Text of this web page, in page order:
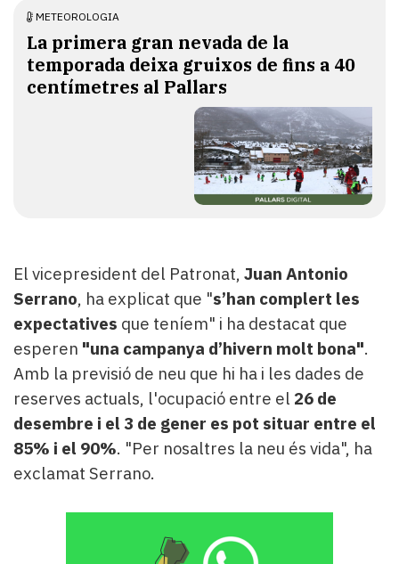
METEOROLOGIA
La primera gran nevada de la
temporada deixa gruixos de fins a 40
centímetres al Pallars
El vicepresident del Patronat, Juan Antonio
Serrano, ha explicat que "s’han complert les
expectatives que teníem" i ha destacat que
esperen "una campanya d’hivern molt bona".
Amb la previsió de neu que hi ha i les dades de
reserves actuals, l'ocupació entre el 26 de
desembre i el 3 de gener es pot situar entre el
85% i el 90%. "Per nosaltres la neu és vida", ha
exclamat Serrano.